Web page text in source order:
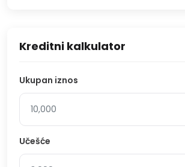
Kreditni kalkulator
Ukupan iznos
Učešće